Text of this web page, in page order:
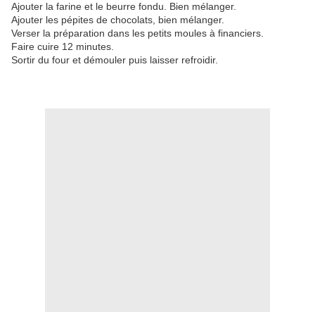
Ajouter la farine et le beurre fondu. Bien mélanger.
Ajouter les pépites de chocolats, bien mélanger.
Verser la préparation dans les petits moules à financiers.
Faire cuire 12 minutes.
Sortir du four et démouler puis laisser refroidir.